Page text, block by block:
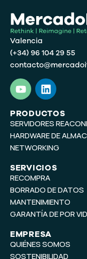
Valencia
(+34) 96 104 29 55
Y
o
u
t
u
b
e
L
i
n
k
e
d
i
PRODUCTOS
SERVIDORES
HARDWARE DE
NETWORKING
SERVICIOS
RECOMPRA
BORRADO DE DATOS
MANTENIMIENTO
GARANTÍA DE POR
EMPRESA
QUIÉNES SOMOS
SOSTENIBILIDAD